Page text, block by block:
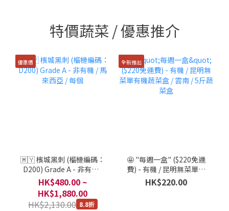
特價蔬菜 / 優惠推介
優惠價
🇲🇾 檳城黑刺 (榴槤編碼：
D200) Grade A - 非有機 /
馬來西亞 / 每個
HK$480.00 ~
HK$1,880.00
HK$2,130.00 8.8折
全新推出
🤩 "每週一盒" ($220免運
費) - 有機 / 昆明無菜單有
機蔬菜盒 / 雲南 / 5斤蔬菜
盒
HK$220.00